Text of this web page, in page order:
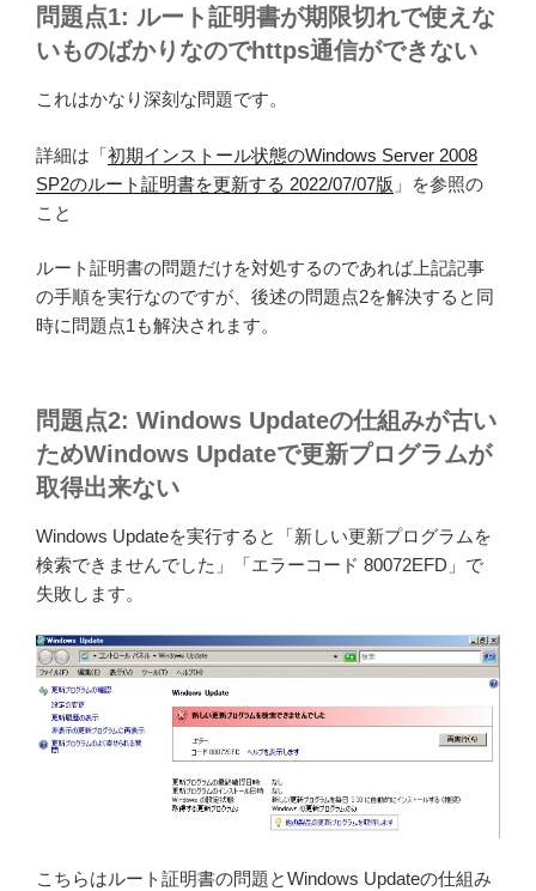
問題点1: ルート証明書が期限切れで使えな
いものばかりなのでhttps通信ができない
これはかなり深刻な問題です。
詳細は「初期インストール状態のWindows Server 2008
SP2のルート証明書を更新する 2022/07/07版 」を参照の
こと
ルート証明書の問題だけを対処するのであれば上記記事
の手順を実行なのですが、後述の問題点2を解決すると同
時に問題点1も解決されます。
問題点2: Windows Updateの仕組みが古い
ためWindows Updateで更新プログラムが
取得出来ない
Windows Updateを実行すると「新しい更新プログラムを
検索できませんでした」「エラーコード 80072EFD」で
失敗します。
こちらはルート証明書の問題とWindows Updateの仕組み